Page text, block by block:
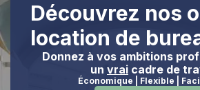
Découvrez nos
location de
Donnez à vos ambitions
un vrai cadre de
Économique | Flexible |